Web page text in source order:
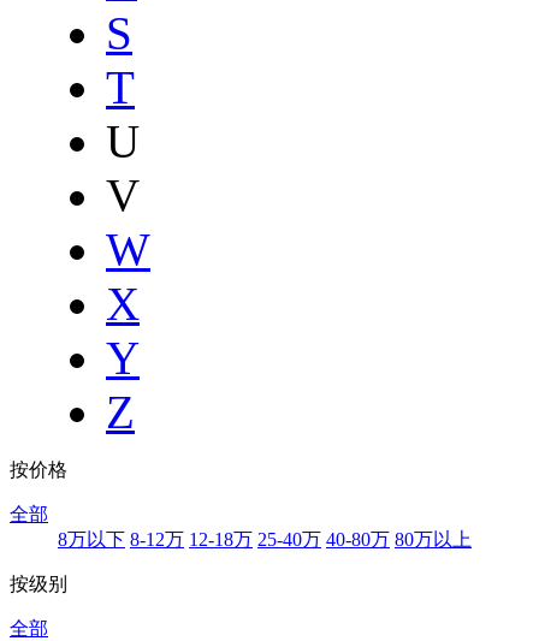
S
T
U
V
W
X
Y
Z
按价格
全部
8万以下 8-12万 12-18万 25-40万 40-80万 80万以上
按级别
全部